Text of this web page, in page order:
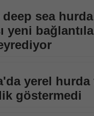
sea hurda
yeni
yerel hurda
göstermedi